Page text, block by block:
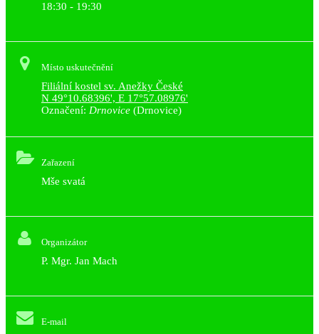
18:30 - 19:30
Místo uskutečnění
Filiální kostel sv. Anežky České
N 49°10.68396', E 17°57.08976'
Označení: Drnovice (Drnovice)
Zařazení
Mše svatá
Organizátor
P. Mgr. Jan Mach
E-mail